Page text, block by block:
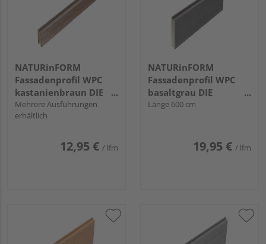
NATURinFORM
Fassadenprofil WPC
kastanienbraun DIE
GESTALTENDE
EXKLUSIV - 70x17mm
Mehrere Ausführungen
erhältlich
12,95 € / lfm
NATURinFORM
Fassadenprofil WPC
basaltgrau DIE
GESTALTENDE
Länge 600 cm
19,95 € / lfm